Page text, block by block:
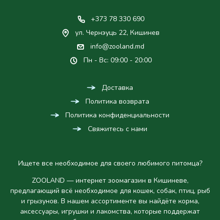
+373 78 330 690
ул. Чернэуць 22, Кишинев
info@zooland.md
Пн - Вс: 09:00 - 20:00
Доставка
Политика возврата
Политика конфиденциальности
Свяжитесь с нами
Ищете все необходимое для своего любимого питомца?
ZOOLAND — интернет зоомагазин в Кишиневе,
предлагающий всё необходимое для кошек, собак, птиц, рыб
и грызунов. В нашем ассортименте вы найдёте корма,
аксессуары, игрушки и лакомства, которые поддержат